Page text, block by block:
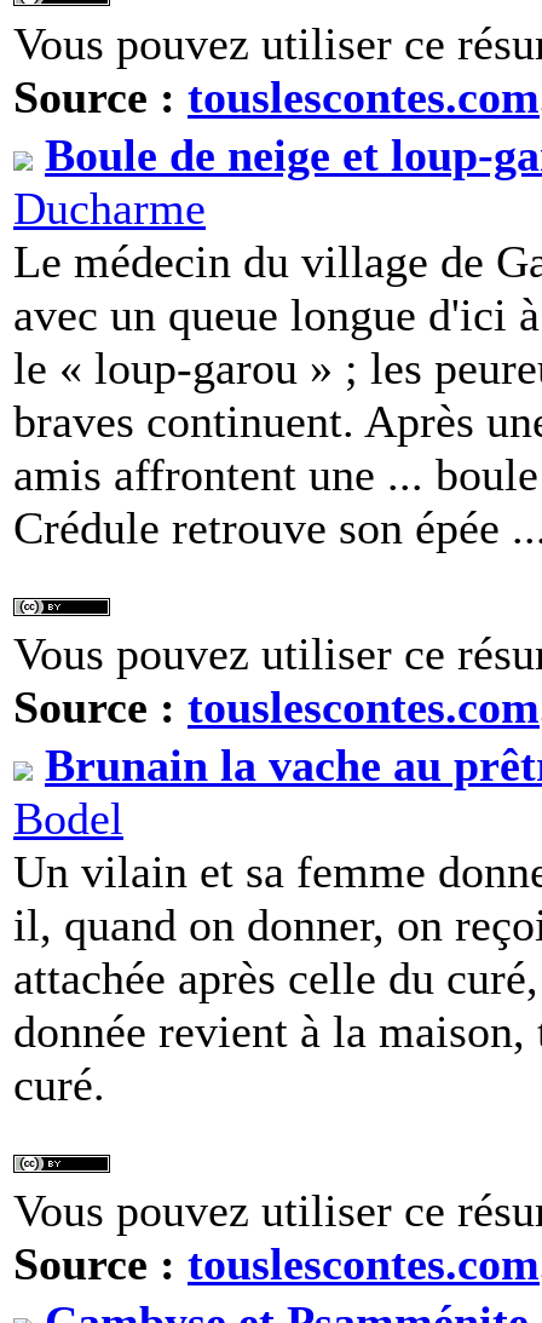
Vous pouvez utiliser ce
Source : touslescontes.com
Boule de neige et loup-
Ducharme
Le médecin du village de
avec un queue longue d'ici
le « loup-garou » ; les
braves continuent. Après
amis affrontent une ...
Crédule retrouve son épée
Vous pouvez utiliser ce
Source : touslescontes.com
Brunain la vache au
Bodel
Un vilain et sa femme
il, quand on donner, on
attachée après celle du
donnée revient à la
curé.
Vous pouvez utiliser ce
Source : touslescontes.com